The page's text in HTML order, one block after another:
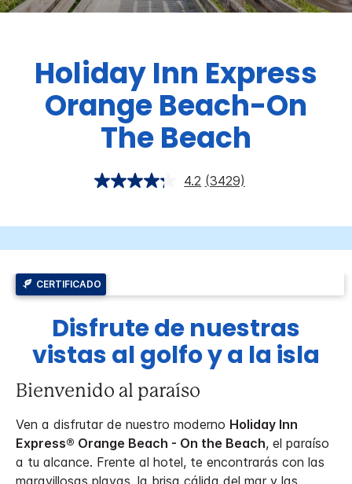
Holiday Inn Express
Orange Beach-On
The Beach
4.2 (3429)
CERTIFICADO
Disfrute de nuestras
vistas al golfo y a la isla
Bienvenido al paraíso
Ven a disfrutar de nuestro moderno Holiday Inn
Express® Orange Beach - On the Beach, el paraíso
a tu alcance. Frente al hotel, te encontrarás con las